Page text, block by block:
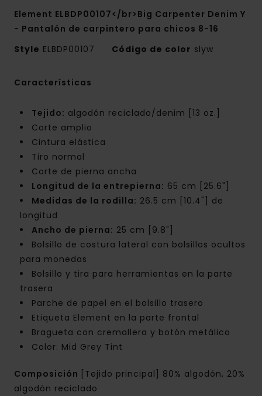
Element ELBDP00107</br>Big Carpenter Denim Y
- Pantalón de carpintero para chicos 8-16
Style ELBDP00107 Código de color slyw
Características
Tejido: algodón reciclado/denim [13 oz.]
Corte amplio
Cintura elástica
Tiro normal
Corte de pierna ancha
Longitud de la entrepierna: 65 cm [25.6"]
Medidas de la rodilla: 26.5 cm [10.4"] de
longitud
Ancho de pierna: 25 cm [9.8"]
Bolsillo de costura lateral con bolsillos ocultos
para monedas
Bolsillo y tira para herramientas en la parte
trasera
Parche de papel en el bolsillo trasero
Etiqueta Element en la parte frontal
Bragueta con cremallera y botón metálico
Color: Mid Grey Tint
Composición
[Tejido principal] 80% algodón, 20%
algodón reciclado